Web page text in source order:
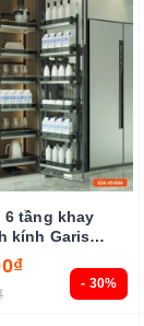
- 30%
6 tầng khay
kính Garis